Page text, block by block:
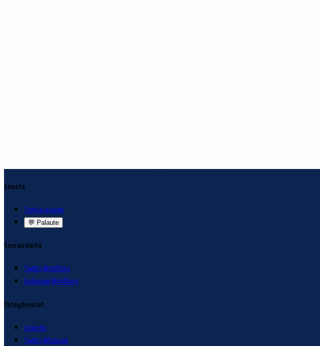
Sivusto
Tietoja sivuista
💬 Palaute
Seuraa meitä
Twitter @nhlfinns
Instagram @nhlfinns
Yhteydenotot
LinkedIn
Twitter @hokram